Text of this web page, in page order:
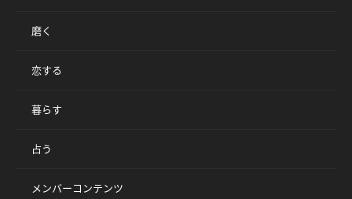
磨く
恋する
暮らす
占う
メンバーコンテンツ